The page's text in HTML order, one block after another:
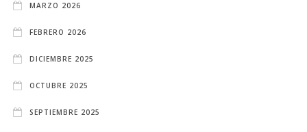
MARZO 2026
FEBRERO 2026
DICIEMBRE 2025
OCTUBRE 2025
SEPTIEMBRE 2025